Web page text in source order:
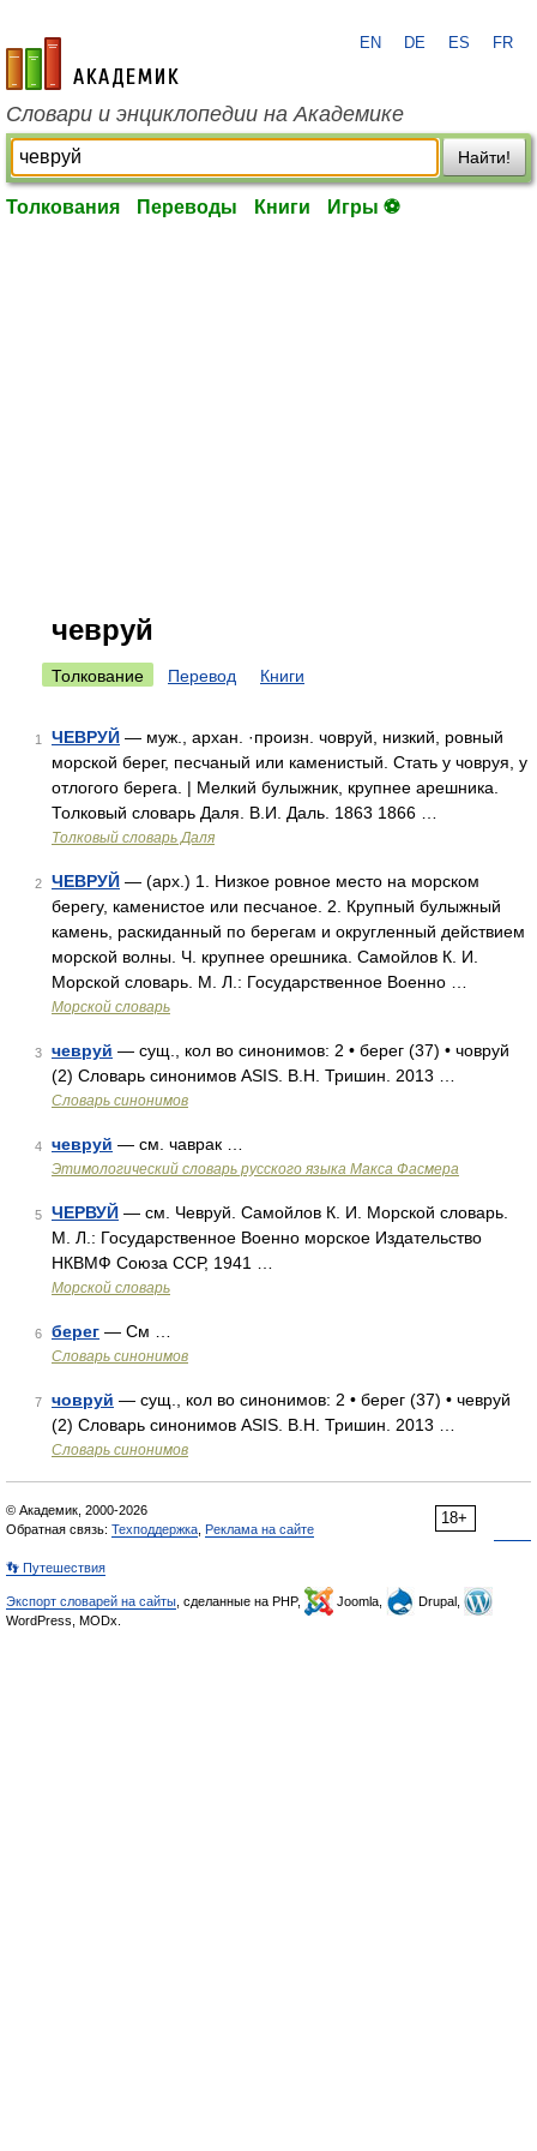
academic.ru
EN DE ES FR
Словари и энциклопедии на Академике
Найти!
Толкования Переводы Книги Игры ⚽
чевруй
Толкование Перевод Книги
1 ЧЕВРУЙ — муж., архан. ·произн. човруй, низкий, ровный
морской берег, песчаный или каменистый. Стать у човруя, у
отлогого берега. | Мелкий булыжник, крупнее арешника.
Толковый словарь Даля. В.И. Даль. 1863 1866 …
Толковый словарь Даля
2 ЧЕВРУЙ — (арх.) 1. Низкое ровное место на морском
берегу, каменистое или песчаное. 2. Крупный булыжный
камень, раскиданный по берегам и округленный действием
морской волны. Ч. крупнее орешника. Самойлов К. И.
Морской словарь. М. Л.: Государственное Военно …
Морской словарь
3 чевруй — сущ., кол во синонимов: 2 • берег (37) • човруй
(2) Словарь синонимов ASIS. В.Н. Тришин. 2013 …
Словарь синонимов
4 чевруй — см. чаврак …
Этимологический словарь русского языка Макса Фасмера
5 ЧЕРВУЙ — см. Чевруй. Самойлов К. И. Морской словарь.
М. Л.: Государственное Военно морское Издательство
НКВМФ Союза ССР, 1941 …
Морской словарь
6 берег — См …
Словарь синонимов
7 човруй — сущ., кол во синонимов: 2 • берег (37) • чевруй
(2) Словарь синонимов ASIS. В.Н. Тришин. 2013 …
Словарь синонимов
18+
© Академик, 2000-2026
Обратная связь: Техподдержка Реклама на сайте
👣 Путешествия
Экспорт словарей на сайты , сделанные на PHP, Joomla,
Drupal,
WordPress, MODx.